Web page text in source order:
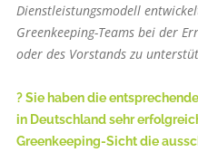
Dienstleistungsmodell
Greenkeeping-Teams bei der
oder des Vorstands zu
? Sie haben die
in Deutschland sehr
Greenkeeping-Sicht die